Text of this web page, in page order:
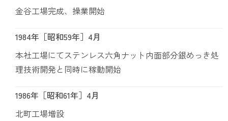
金谷工場完成、操業開始
1984年［昭和59年］4月
本社工場にてステンレス六角ナット内面部分銀めっき処
理技術開発と同時に稼動開始
1986年［昭和61年］4月
北町工場増設